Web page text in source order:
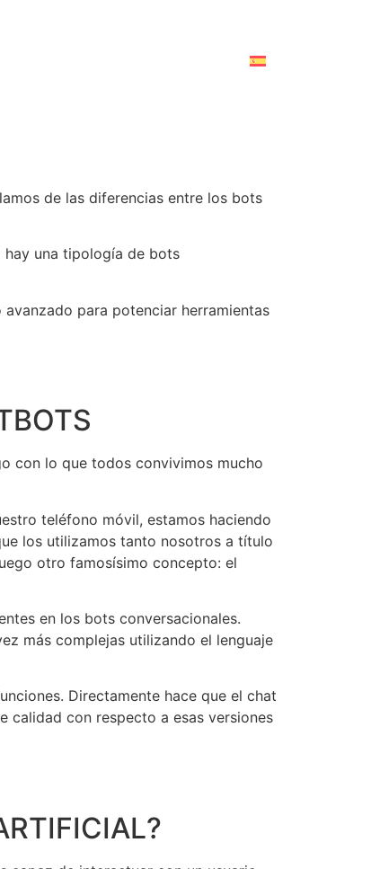
de las diferencias entre los bots
hay una tipología de bots
para potenciar herramientas
con lo que todos convivimos mucho
teléfono móvil, estamos haciendo
los utilizamos tanto nosotros a título
otro famosísimo concepto: el
en los bots conversacionales.
más complejas utilizando el lenguaje
Directamente hace que el chat
calidad con respecto a esas versiones